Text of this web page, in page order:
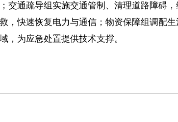
交通疏导组实施交通管制、清理道路障碍
，快速恢复电力与通信；物资保障组调配
，为应急处置提供技术支撑。